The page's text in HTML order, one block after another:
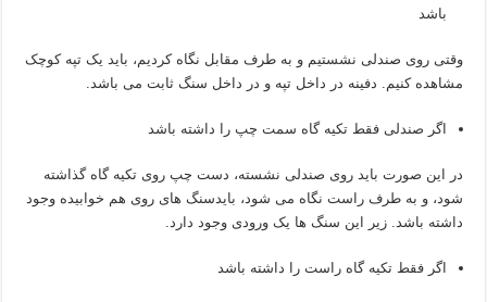
باشد
وقتی روی صندلی نشستیم و به طرف مقابل نگاه کردیم، باید یک تپه کوچک
مشاهده کنیم. دفینه در داخل تپه و در داخل سنگ ثابت می باشد.
اگر صندلی فقط تکیه گاه سمت چپ را داشته باشد
در این صورت باید روی صندلی نشسته، دست چپ روی تکیه گاه گذاشته
شود، و به طرف راست نگاه می شود، بایدسنگ های روی هم خوابیده وجود
داشته باشد. زیر این سنگ ها یک ورودی وجود دارد.
اگر فقط تکیه گاه راست را داشته باشد